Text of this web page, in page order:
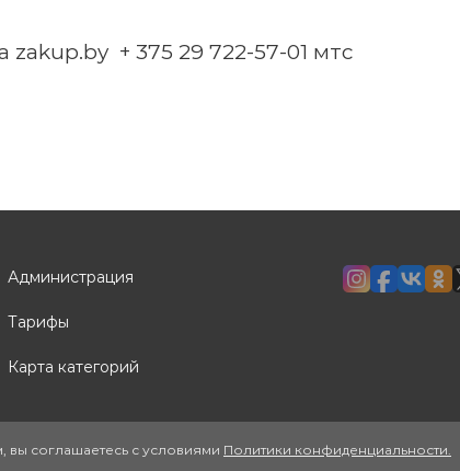
+ 375 29 722-57-01 мтс
вы соглашаетесь с условиями Политики конфиденциальности.
Администрация
Тарифы
Карта категорий